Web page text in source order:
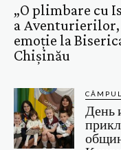
„O plimbare cu
a
emoție la
Chișinău
День